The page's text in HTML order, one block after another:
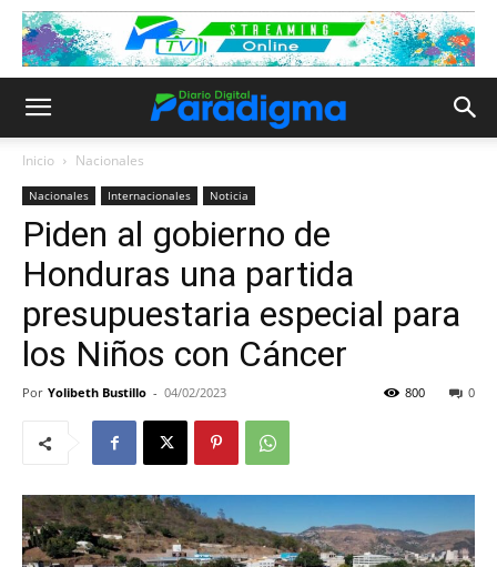
Inicio Nacionales
Nacionales Internacionales Noticia
Piden al gobierno de
Honduras una partida
presupuestaria especial para
los Niños con Cáncer
Por Yolibeth Bustillo - 04/02/2023 0
800